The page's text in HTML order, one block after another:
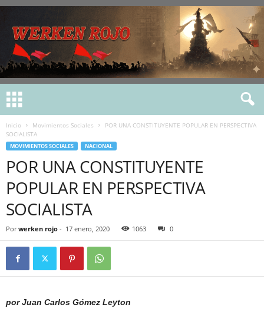
Inicio Movimientos Sociales
POR UNA CONSTITUYENTE POPULAR EN PERSPECTIVA
SOCIALISTA
MOVIMIENTOS SOCIALES NACIONAL
POR UNA CONSTITUYENTE
POPULAR EN PERSPECTIVA
SOCIALISTA
Por werken rojo - 17 enero, 2020 1063 0
por Juan Carlos Gómez Leyton